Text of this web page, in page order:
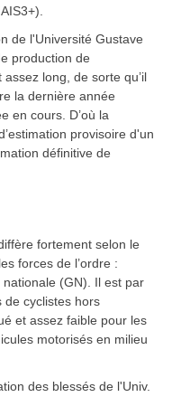
de l'Université Gustave
production de
long, de sorte qu’il
la dernière année
en cours. D’où la
provisoire d'un
définitive de
fortement selon le
forces de l’ordre :
(GN). Il est par
de cyclistes hors
et assez faible pour les
motorisés en milieu
des blessés de l'Univ.